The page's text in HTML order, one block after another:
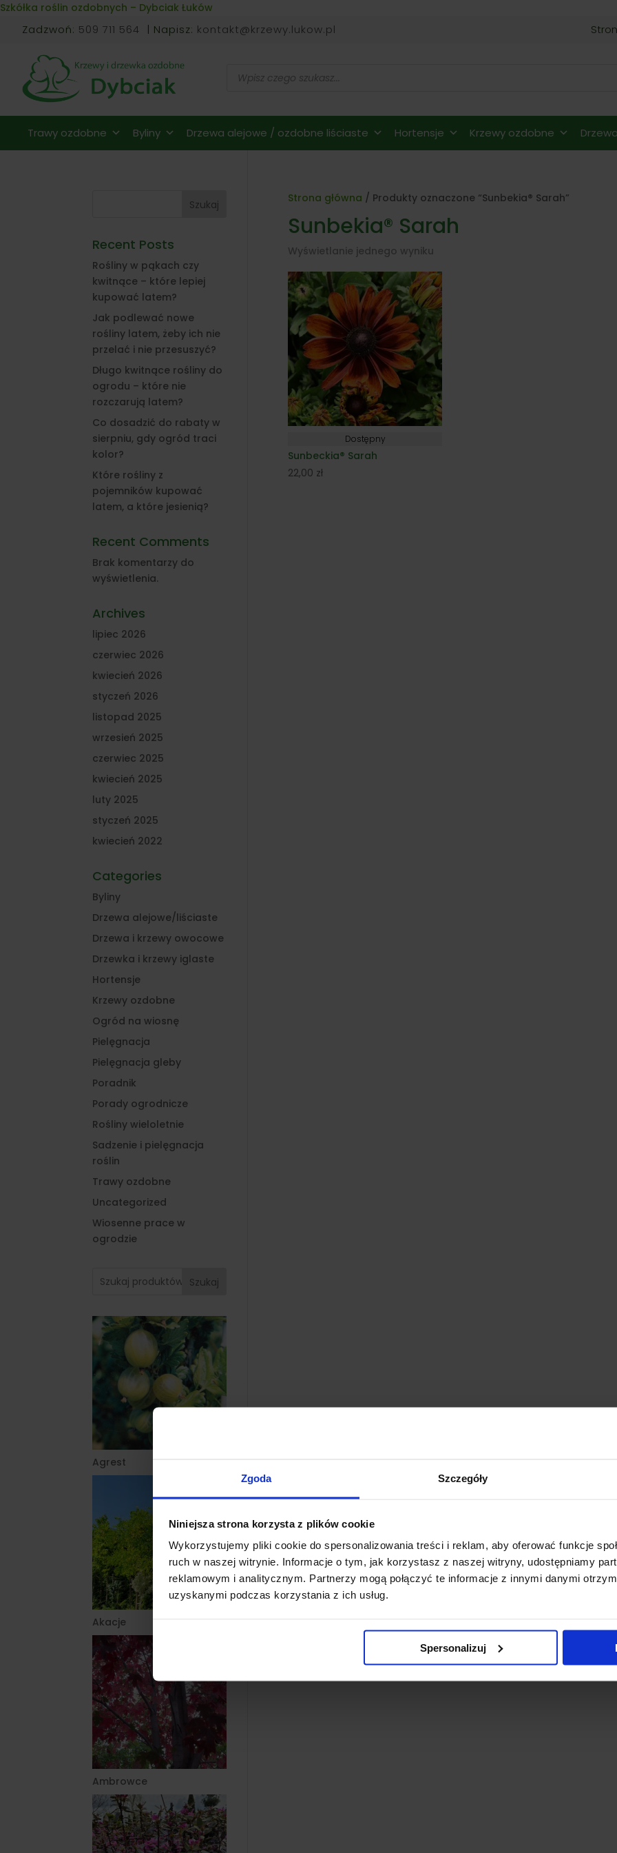
Zgoda Szczegóły
Niniejsza strona korzysta z plików cookie
Wykorzystujemy pliki cookie do spersonalizowania treści i reklam, aby oferować funkcje
ruch w naszej witrynie. Informacje o tym, jak korzystasz z naszej witryny, udostępniamy
reklamowym i analitycznym. Partnerzy mogą połączyć te informacje z innymi danymi
uzyskanymi podczas korzystania z ich usług.
Spersonalizuj
Skip to content
Szkółka roślin ozdobnych – Dybciak Łuków
Zadzwoń: 509 711 564 | Napisz: kontakt@krzewy.lukow.pl
produktów
Trawy ozdobne Byliny Drzewa alejowe / ozdobne liściaste Hortensje Krzewy ozdobne
Strona główna / Produkty oznaczone “Sunbekia® Sarah”
Sunbekia® Sarah
Wyświetlanie jednego wyniku
Dostępny
Sunbeckia® Sarah
22,00 zł
Szukaj
Recent Posts
Rośliny w pąkach czy
kwitnące – które lepiej
kupować latem?
Jak podlewać nowe
rośliny latem, żeby ich nie
przelać i nie przesuszyć?
Długo kwitnące rośliny do
ogrodu – które nie
rozczarują latem?
Co dosadzić do rabaty w
sierpniu, gdy ogród traci
kolor?
Które rośliny z
pojemników kupować
latem, a które jesienią?
Recent Comments
Brak komentarzy do
wyświetlenia.
Archives
lipiec 2026
czerwiec 2026
kwiecień 2026
styczeń 2026
listopad 2025
wrzesień 2025
czerwiec 2025
kwiecień 2025
luty 2025
styczeń 2025
kwiecień 2022
Categories
Byliny
Drzewa alejowe/liściaste
Drzewa i krzewy owocowe
Drzewka i krzewy iglaste
Hortensje
Krzewy ozdobne
Ogród na wiosnę
Pielęgnacja
Pielęgnacja gleby
Poradnik
Porady ogrodnicze
Rośliny wieloletnie
Sadzenie i pielęgnacja
roślin
Trawy ozdobne
Uncategorized
Wiosenne prace w
ogrodzie
Szukaj
Agrest
Akacje
Ambrowce